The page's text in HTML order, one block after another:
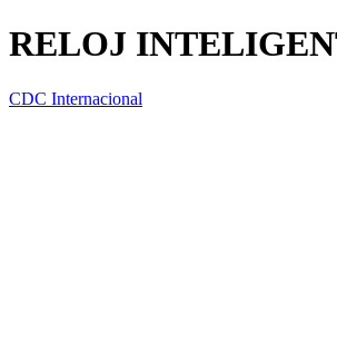
RELOJ
CDC Internacional